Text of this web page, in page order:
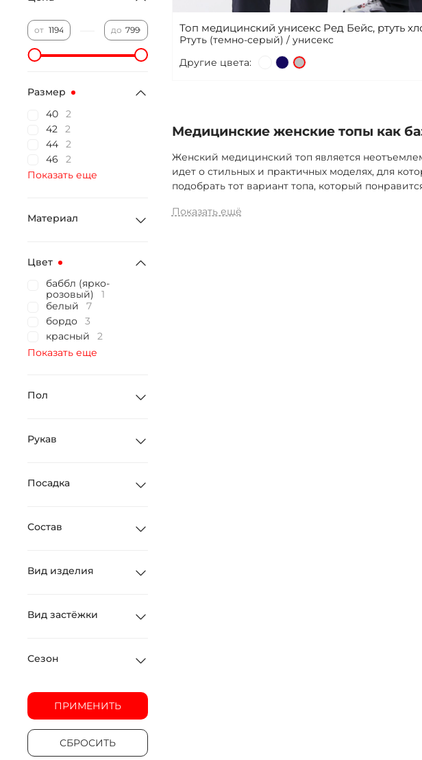
Топ медицинский унисекс Ред Бейс, ртуть
Ртуть (темно-серый) / унисекс
Другие цвета:
Медицинские женские топы как
Женский медицинский топ является
идет о стильных и практичных моделях, для
подобрать тот вариант топа, который
Показать ещё
от до
Размер
40
2
42
2
44
2
46
2
Показать еще
Материал
Цвет
баббл (ярко-
розовый)
1
белый
7
бордо
3
красный
2
Показать еще
Пол
Рукав
Посадка
Состав
Вид изделия
Вид застёжки
Сезон
ПРИМЕНИТЬ
СБРОСИТЬ